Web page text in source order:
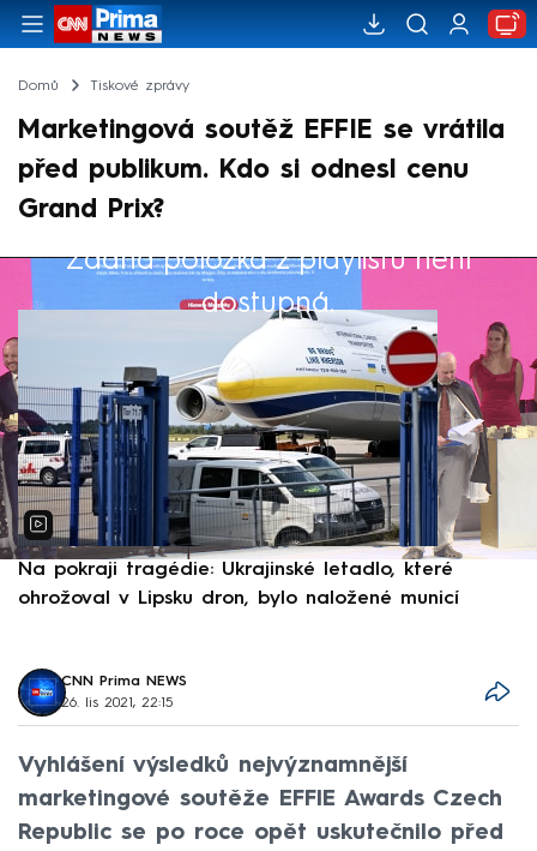
Domů Tiskové zprávy
Marketingová soutěž EFFIE se vrátila
před publikum. Kdo si odnesl cenu
Grand Prix?
Žádná položka z playlistu není
dostupná.
Výběr redakce
Na pokraji tragédie: Ukrajinské letadlo, které
ohrožoval v Lipsku dron, bylo naložené municí
CNN Prima NEWS
26. lis 2021, 22:15
Vyhlášení výsledků nejvýznamnější
marketingové soutěže EFFIE Awards Czech
Republic se po roce opět uskutečnilo před